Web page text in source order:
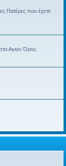
Πατέρες που έχετε
Αγιον Όρος.